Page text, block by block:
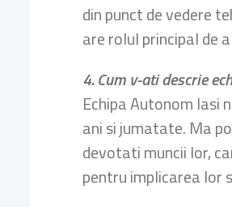
din punct de vedere
are rolul principal de
4. Cum v-ati descrie
Echipa Autonom Iasi
ani si jumatate. Ma
devotati muncii lor,
pentru implicarea lor